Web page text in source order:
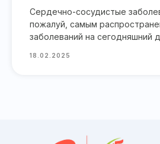
Сердечно-сосудистые
пожалуй, самым
заболеваний на сегодняшний
18.02.2025